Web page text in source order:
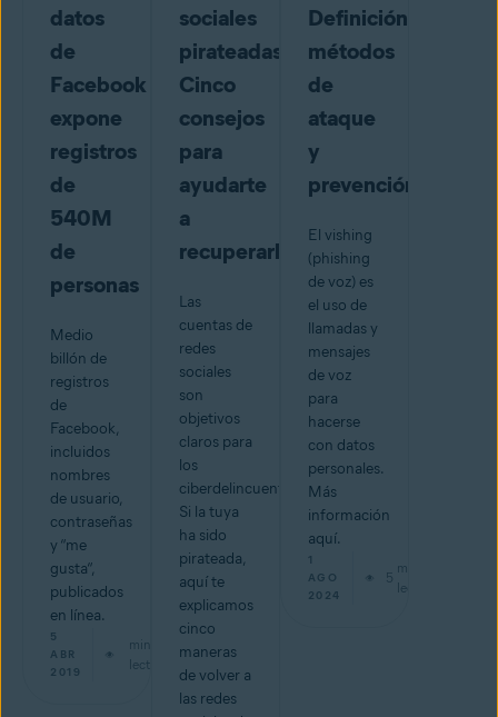
datos
de
Facebook
expone
registros
de
540M
de
personas
Medio
billón de
registros
de
Facebook,
incluidos
nombres
de usuario,
contraseñas
y “me
gusta“,
publicados
en línea.
5
ABR
2019
min de
lectura
sociales
pirateadas?
Cinco
consejos
para
ayudarte
a
recuperarlas.
Las
cuentas de
redes
sociales
son
objetivos
claros para
los
ciberdelincuentes.
Si la tuya
ha sido
pirateada,
aquí te
explicamos
cinco
maneras
de volver a
las redes
Definición,
métodos
de
ataque
y
prevención
El vishing
(phishing
de voz) es
el uso de
llamadas y
mensajes
de voz
para
hacerse
con datos
personales.
Más
información
aquí.
1
AGO
2024
5
min de
lectura